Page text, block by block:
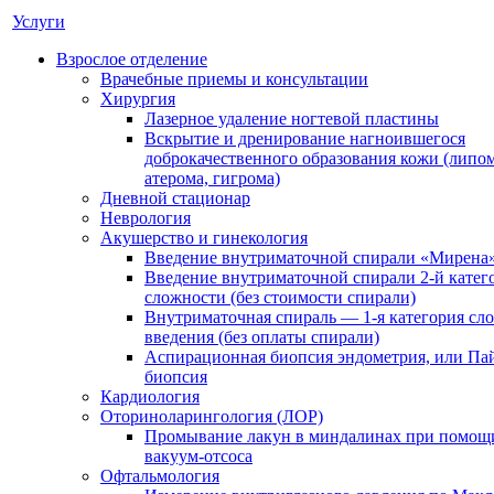
Услуги
Взрослое отделение
Врачебные приемы и консультации
Хирургия
Лазерное удаление ногтевой пластины
Вскрытие и дренирование нагноившегося
доброкачественного образования кожи
атерома, гигрома)
Дневной стационар
Неврология
Акушерство и гинекология
Введение внутриматочной спирали
Введение внутриматочной спирали 2-й
сложности (без стоимости спирали)
Внутриматочная спираль — 1-я категория
введения (без оплаты спирали)
Аспирационная биопсия эндометрия, или
биопсия
Кардиология
Оториноларингология (ЛОР)
Промывание лакун в миндалинах при
вакуум-отсоса
Офтальмология